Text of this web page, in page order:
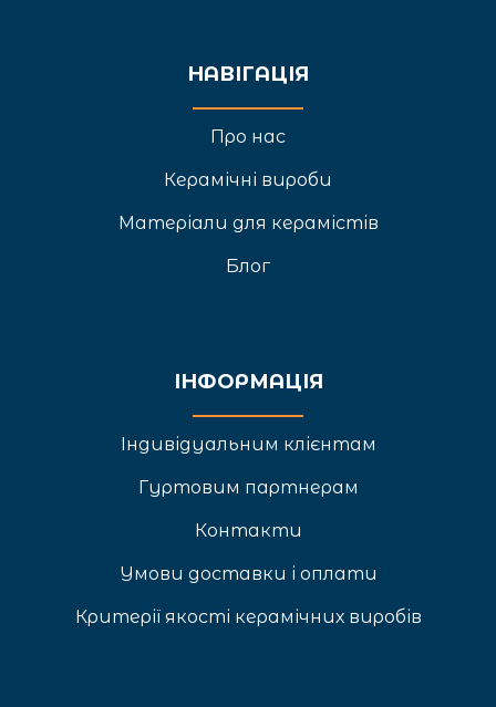
НАВІГАЦІЯ
Про нас
Керамічні вироби
Матеріали для керамістів
Блог
ІНФОРМАЦІЯ
Індивідуальним клієнтам
Гуртовим партнерам
Контакти
Умови доставки і оплати
Критерії якості керамічних виробів